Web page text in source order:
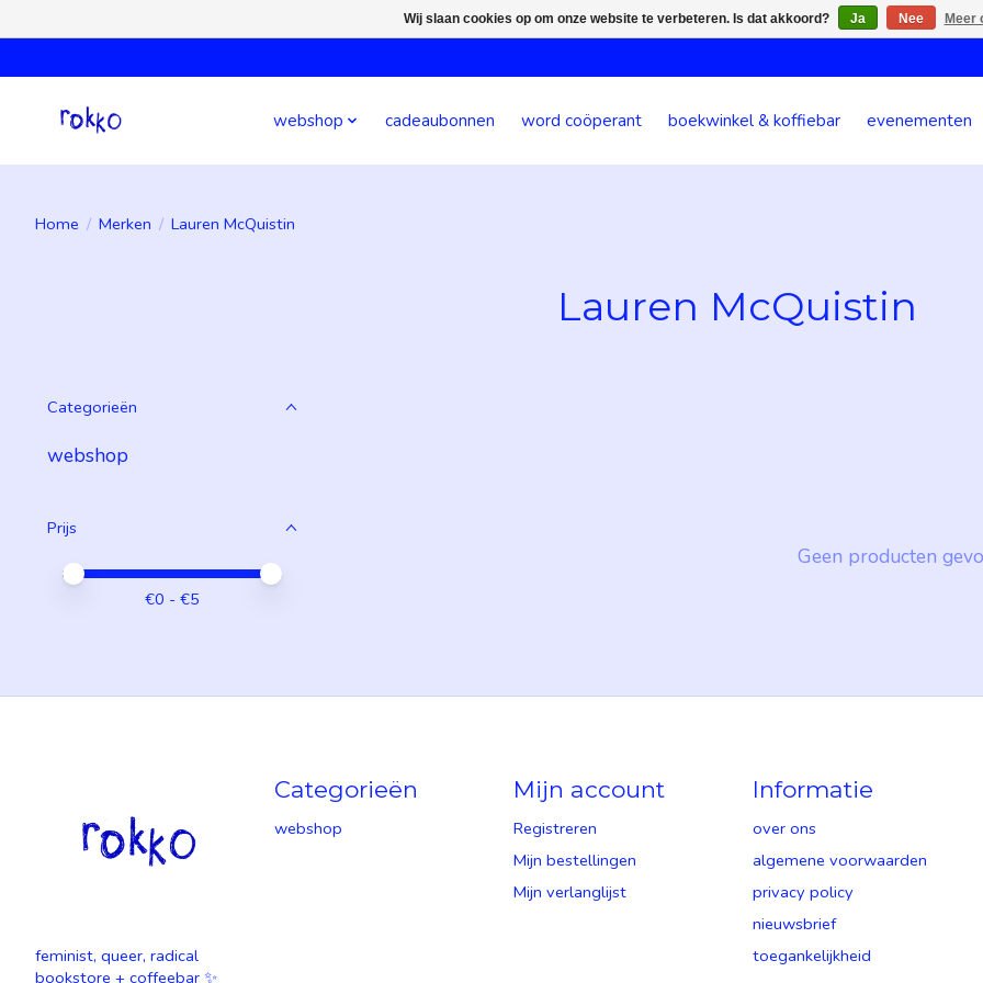
webshop cadeaubonnen word coöperant boekwinkel & koffiebar evenementen
Home / Merken / Lauren McQuistin
Lauren McQuistin
Categorieën
webshop
Prijs
Minimale prijswaarde
Price maximum value
€0 - €5
Geen producten
feminist, queer, radical
bookstore + coffeebar ✨
Categorieën
webshop
Mijn account
Registreren
Mijn bestellingen
Mijn verlanglijst
Informatie
over ons
algemene voorwaarden
privacy policy
nieuwsbrief
toegankelijkheid
Wij slaan cookies op om onze website te verbeteren. Is dat akkoord? Ja Nee Meer